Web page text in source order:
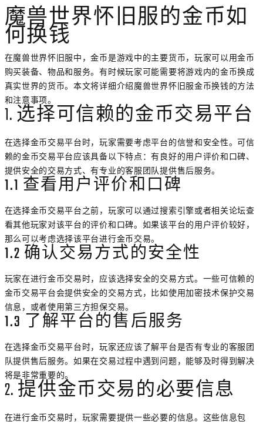
魔兽世界怀旧服的金币如
何换钱
在魔兽世界怀旧服中，金币是游戏中的主要货币，玩家可以用金币
购买装备、物品和服务。有时候玩家可能需要将游戏内的金币换成
真实世界的货币。本文将详细介绍魔兽世界怀旧服金币换钱的方法
和注意事项。
1. 选择可信赖的金币交易平台
在选择金币交易平台时，玩家需要考虑平台的信誉和安全性。可信
赖的金币交易平台应该具备以下特点：有良好的用户评价和口碑、
提供安全的交易方式、有专业的客服团队提供售后服务。
1.1 查看用户评价和口碑
在选择金币交易平台之前，玩家可以通过搜索引擎或者相关论坛查
看其他玩家对该平台的评价和口碑。如果该平台的用户评价较好，
那么可以考虑选择该平台进行金币交易。
1.2 确认交易方式的安全性
玩家在进行金币交易时，应该选择安全的交易方式。一些可信赖的
金币交易平台会提供安全的交易方式，比如使用加密技术保护交易
信息，或者使用第三方担保交易。
1.3 了解平台的售后服务
在选择金币交易平台时，玩家还应该了解平台是否有专业的客服团
队提供售后服务。如果在交易过程中遇到问题，能够及时得到解决
将是非常重要的。
2. 提供金币交易的必要信息
在进行金币交易时，玩家需要提供一些必要的信息。这些信息包